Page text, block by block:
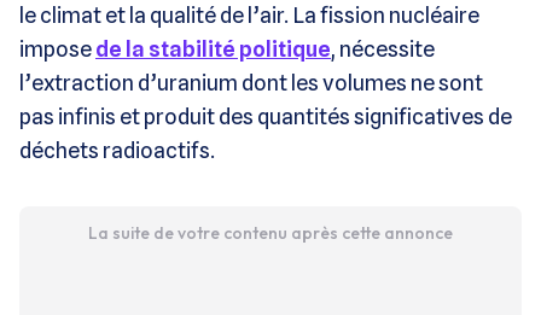
le climat et la qualité de l’air. La fission nucléaire
imposede la stabilité politique, nécessite
l’extraction d’uranium dont les volumes ne sont
pas infinis et produit des quantités significatives de
déchets radioactifs.
La suite de votre contenu après cette annonce